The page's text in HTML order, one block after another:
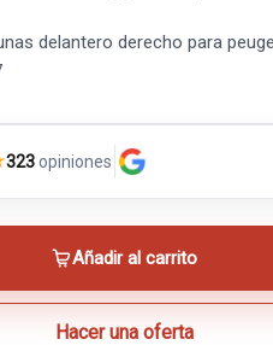
delantero derecho para
323opiniones
Añadir al carrito
Hacer una oferta